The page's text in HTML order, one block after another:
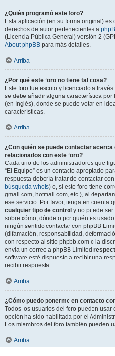
¿Quién programó este foro?
Esta aplicación (en su forma original)
derechos de autor pertenecientes a
(Licencia Pública General) versión 2
About phpBB para más detalles.
Arriba
¿Por qué este foro no tiene tal cosa?
Este foro fue escrito y licenciado a
se debe añadir alguna característica por
(en Inglés), donde se puede votar en
características.
Arriba
¿Con quién se puede contactar acerca
relacionados con este foro?
Cada uno de los administradores que
“El Equipo” es un contacto apropiado
respuesta debería tratar de contactar
búsqueda whois) o, si este foro tiene
gmail.com, hotmail.com, etc.), al
ese servicio. Por favor, tenga en cuenta
cualquier tipo de control y no puede
sobre cómo, dónde o por quién es
ningún sentido contactar con phpBB
(difamación, responsabilidad,
con respecto al sitio phpbb.com o la
envia un correo a phpBB Limited
software esté dispuesto a recibir una
recibir respuesta.
Arriba
¿Cómo puedo ponerme en contacto
Todos los usuarios del foro pueden usar
opción ha sido habilitada por el
Los miembros del foro también pueden
Arriba